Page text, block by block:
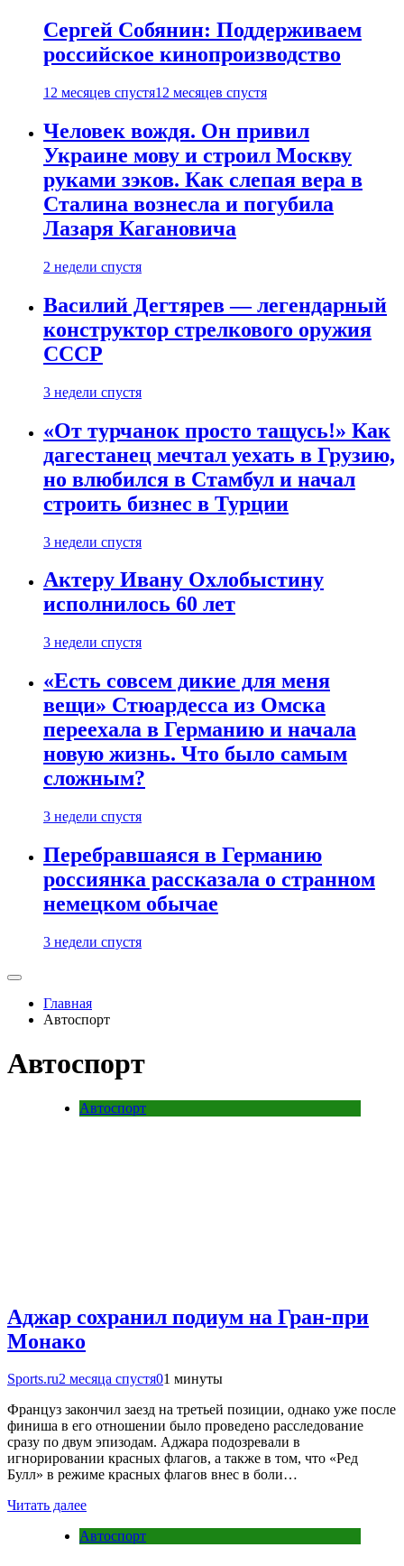
Сергей Собянин: Поддерживаем
российское кинопроизводство
12 месяцев спустя12 месяцев спустя
Человек вождя. Он привил
Украине мову и строил Москву
руками зэков. Как слепая вера в
Сталина вознесла и погубила
Лазаря Кагановича
2 недели спустя
Василий Дегтярев — легендарный
конструктор стрелкового оружия
СССР
3 недели спустя
«От турчанок просто тащусь!» Как
дагестанец мечтал уехать в Грузию,
но влюбился в Стамбул и начал
строить бизнес в Турции
3 недели спустя
Актеру Ивану Охлобыстину
исполнилось 60 лет
3 недели спустя
«Есть совсем дикие для меня
вещи» Стюардесса из Омска
переехала в Германию и начала
новую жизнь. Что было самым
сложным?
3 недели спустя
Перебравшаяся в Германию
россиянка рассказала о странном
немецком обычае
3 недели спустя
Главная
Автоспорт
Автоспорт
Автоспорт
Аджар сохранил подиум на Гран-при
Монако
Sports.ru2 месяца спустя01 минуты
Француз закончил заезд на третьей позиции, однако уже после
финиша в его отношении было проведено расследование
сразу по двум эпизодам. Аджара подозревали в
игнорировании красных флагов, а также в том, что «Ред
Булл» в режиме красных флагов внес в боли…
Читать далее
Автоспорт